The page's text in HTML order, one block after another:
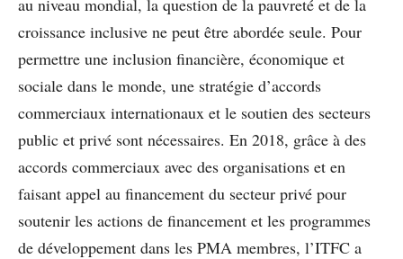
croissance inclusive ne peut être abordée seule. Pour
permettre une inclusion financière, économique et
sociale dans le monde, une stratégie d’accords
commerciaux internationaux et le soutien des secteurs
public et privé sont nécessaires. En 2018, grâce à des
accords commerciaux avec des organisations et en
faisant appel au financement du secteur privé pour
soutenir les actions de financement et les programmes
de développement dans les PMA membres, l’ITFC a